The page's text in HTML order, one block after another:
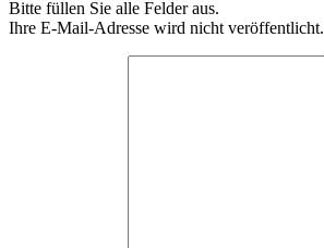
Bitte füllen Sie alle Felder aus.
Ihre E-Mail-Adresse wird nicht veröffentlicht.